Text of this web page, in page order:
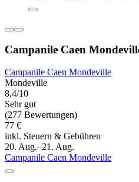
Campanile Caen
Campanile Caen Mondeville
Mondeville
8,4/10
Sehr gut
(277 Bewertungen)
77 €
inkl. Steuern & Gebühren
20. Aug.–21. Aug.
Campanile Caen Mondeville